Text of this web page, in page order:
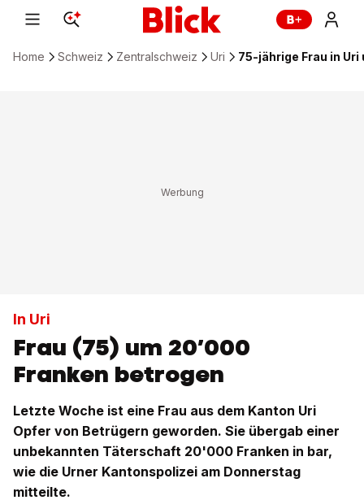
Home Schweiz Zentralschweiz Uri 75-jährige Frau in Uri
In Uri
Frau (75) um 20’000
Franken betrogen
Letzte Woche ist eine Frau aus dem Kanton Uri
Opfer von Betrügern geworden. Sie übergab einer
unbekannten Täterschaft 20'000 Franken in bar,
wie die Urner Kantonspolizei am Donnerstag
mitteilte.